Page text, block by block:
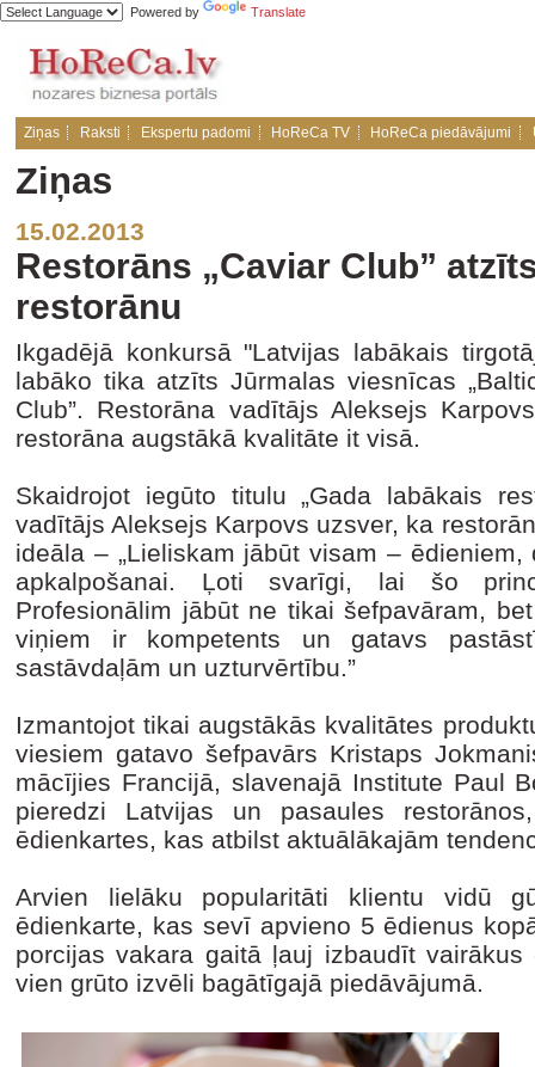
Powered by Translate
Ziņas Raksti Ekspertu padomi HoReCa TV HoReCa piedāvājumi
Ziņas
15.02.2013
Restorāns „Caviar Club”
restorānu
Ikgadējā konkursā "Latvijas labākais
labāko tika atzīts Jūrmalas viesnīcas
Club”. Restorāna vadītājs Aleksejs
restorāna augstākā kvalitāte it visā.
Skaidrojot iegūto titulu „Gada labākais
vadītājs Aleksejs Karpovs uzsver, ka
ideāla – „Lieliskam jābūt visam –
apkalpošanai. Ļoti svarīgi, lai šo
Profesionālim jābūt ne tikai šefpavāram,
viņiem ir kompetents un gatavs
sastāvdaļām un uzturvērtību.”
Izmantojot tikai augstākās kvalitātes
viesiem gatavo šefpavārs Kristaps
mācījies Francijā, slavenajā Institute Paul
pieredzi Latvijas un pasaules
ēdienkartes, kas atbilst aktuālākajām
Arvien lielāku popularitāti klientu vidū
ēdienkarte, kas sevī apvieno 5 ēdienus
porcijas vakara gaitā ļauj izbaudīt
vien grūto izvēli bagātīgajā piedāvājumā.